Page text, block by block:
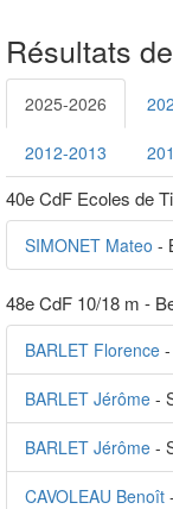
Résultats
2025-2026
2012-2013
40e CdF Ecoles de
SIMONET Mateo -
48e CdF 10/18 m -
BARLET Florence
BARLET Jérôme -
BARLET Jérôme -
CAVOLEAU Benoît